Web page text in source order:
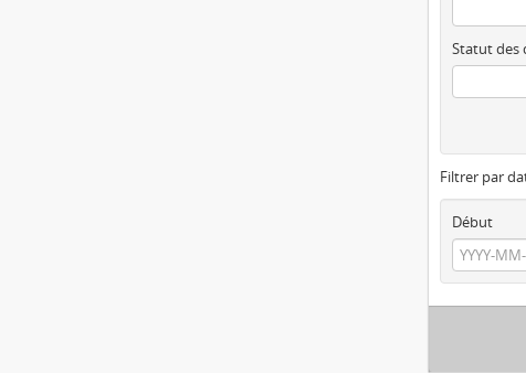
Statut des
Filtrer par
Début